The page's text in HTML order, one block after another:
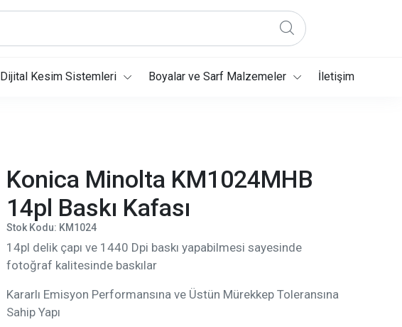
Dijital Kesim Sistemleri Boyalar ve Sarf Malzemeler İletişim
Konica Minolta KM1024MHB
14pl Baskı Kafası
Stok Kodu: KM1024
14pl delik çapı ve 1440 Dpi baskı yapabilmesi sayesinde
fotoğraf kalitesinde baskılar
Kararlı Emisyon Performansına ve Üstün Mürekkep Toleransına
Sahip Yapı